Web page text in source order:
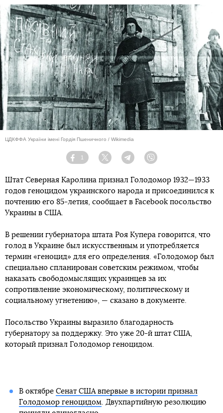
ЦДКФФА України імені Гордія Пшеничного / Wikimedia
Facebook
1
Twitter TelegramViber
Штат Северная Каролина признал Голодомор 1932—1933
годов геноцидом украинского народа и присоединился к
почтению его 85-летия, сообщает в Facebook посольство
Украины в США.
В решении губернатора штата Роя Купера говорится, что
голод в Украине был искусственным и употребляется
термин «геноцид» для его определения. «Голодомор был
специально спланирован советским режимом, чтобы
наказать свободомыслящих украинцев за их
сопротивление экономическому, политическому и
социальному угнетению», — сказано в документе.
Посольство Украины выразило благодарность
губернатору за поддержку. Это уже 20-й штат США,
который признал Голодомор геноцидом.
В октябре Сенат США впервые в истории признал
Голодомор геноцидом . Двухпартийную резолюцию